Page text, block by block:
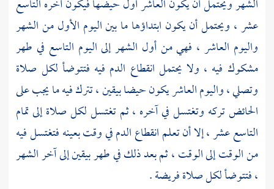
الشهر ويحتمل أن يكون العاشر أول حيضها فيكون آخره التاسع
عشر ، ويحتمل أن يكون ابتداؤها ما بين اليوم الأول من الشهر
واليوم العاشر ، فهي من أول الشهر إلى اليوم التاسع في طهر
مشكوك فيه ، ولا يحتمل انقطاع الدم فيه فتتوضأ لكل صلاة
وتصلي ، واليوم العاشر يكون حيضا بيقين ، تترك فيه ما يجب على
الحائض تركه وتغتسل في آخره ، ثم تغتسل لكل صلاة إلى تمام
التاسع عشر ، إلا أن تعلم انقطاع الدم في وقت بعينه فتغتسل فيه
من الوقت إلى الوقت ، ثم بعد ذلك في طهر بيقين إلى آخر الشهر
، فتتوضأ لكل صلاة فريضة .